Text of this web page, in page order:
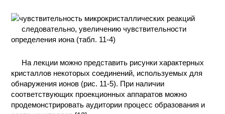
КОНТАКТЫ
следовательно, увеличению чувствительности
определения иона (табл. 11-4)
На лекции можно представить рисунки характерных
кристаллов некоторых соединений, используемых для
обнаружения ионов (рис. 11-5). При наличии
соответствующих проекционных аппаратов можно
продемонстрировать аудитории процесс образования и